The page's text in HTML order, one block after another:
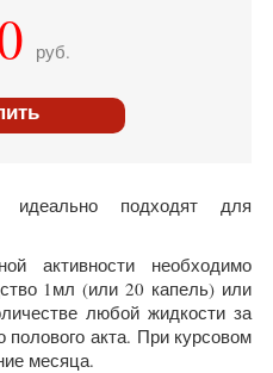
руб.
идеально подходят для
активности необходимо
1мл (или 20 капель) или
любой жидкости за
полового акта. При курсовом
месяца.